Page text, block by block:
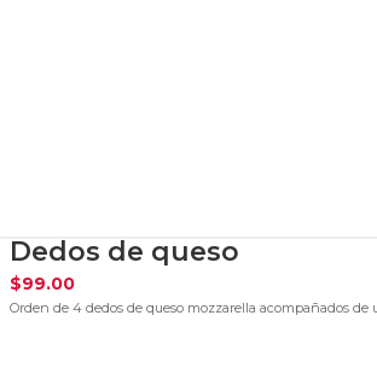
Dedos de queso
$99.00
Orden de 4 dedos de queso mozzarella acompañados de